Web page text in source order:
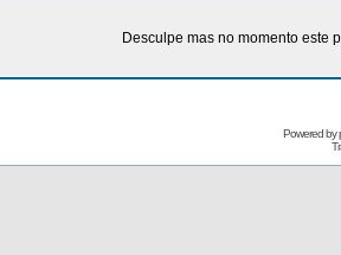
Desculpe mas no momento este
Powered by